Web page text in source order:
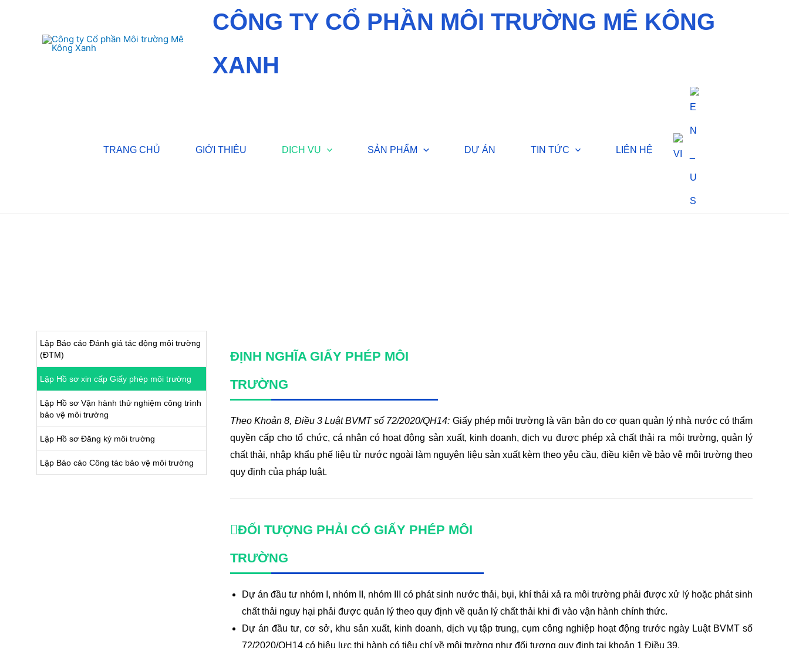
CÔNG TY CỔ PHẦN MÔI TRƯỜNG MÊ KÔNG
XANH
TRANG CHỦ GIỚI THIỆU DỊCH VỤ SẢN PHẨM DỰ ÁN TIN TỨC LIÊN HỆ
Lập Báo cáo Đánh giá tác động môi trường
(ĐTM)
Lập Hồ sơ xin cấp Giấy phép môi trường
Lập Hồ sơ Vận hành thử nghiệm công trình
bảo vệ môi trường
Lập Hồ sơ Đăng ký môi trường
Lập Báo cáo Công tác bảo vệ môi trường
ĐỊNH NGHĨA GIẤY PHÉP MÔI
TRƯỜNG
Theo Khoản 8, Điều 3 Luật BVMT số 72/2020/QH14: Giấy phép môi trường là văn bản do cơ quan quản lý nhà nước có thẩm
quyền cấp cho tổ chức, cá nhân có hoạt động sản xuất, kinh doanh, dịch vụ được phép xả chất thải ra môi trường, quản lý
chất thải, nhập khẩu phế liệu từ nước ngoài làm nguyên liệu sản xuất kèm theo yêu cầu, điều kiện về bảo vệ môi trường theo
quy định của pháp luật.
ĐỐI TƯỢNG PHẢI CÓ GIẤY PHÉP MÔI
TRƯỜNG
Dự án đầu tư nhóm I, nhóm II, nhóm III có phát sinh nước thải, bụi, khí thải xả ra môi trường phải được xử lý hoặc phát sinh
chất thải nguy hại phải được quản lý theo quy định về quản lý chất thải khi đi vào vận hành chính thức.
Dự án đầu tư, cơ sở, khu sản xuất, kinh doanh, dịch vụ tập trung, cụm công nghiệp hoạt động trước ngày Luật BVMT số
72/2020/QH14 có hiệu lực thi hành có tiêu chí về môi trường như đối tượng quy định tại khoản 1 Điều 39.